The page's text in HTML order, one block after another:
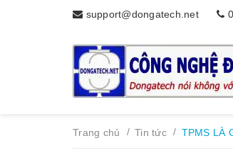
support@dongatech.net
Trang chủ / Tin tức / TPMS LÀ